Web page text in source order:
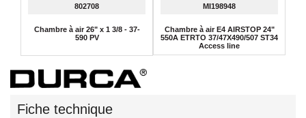
802708
Chambre à air 26" x 1 3/8 - 37-
590 PV
MI198948
Chambre à air E4 AIRSTOP 24"
550A ETRTO 37/47X490/507 ST34
Access line
Fiche technique